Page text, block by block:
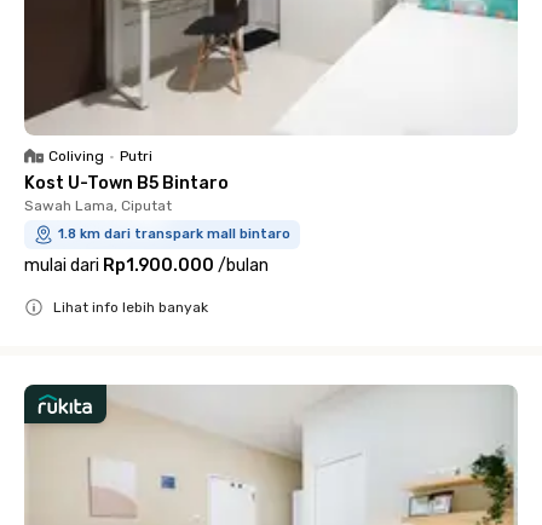
Coliving • Putri
Kost U-Town B5 Bintaro
Sawah Lama, Ciputat
1.8 km dari transpark mall bintaro
mulai dari Rp1.900.000 /bulan
Lihat info lebih banyak